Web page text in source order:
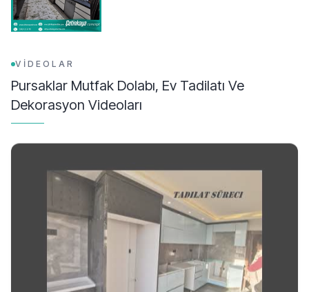
VİDEOLAR
Pursaklar Mutfak Dolabı, Ev Tadilatı Ve
Dekorasyon Videoları